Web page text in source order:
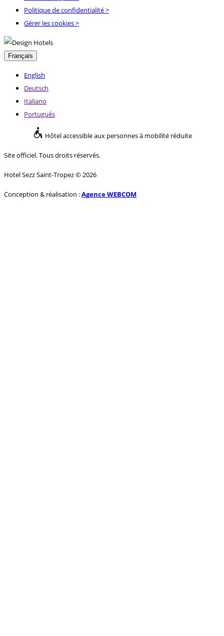
Politique de confidentialité>
Gérer les cookies >
Français
English
Deutsch
Italiano
Português
Hôtel accessible aux personnes à mobilité réduite
Site officiel. Tous droits réservés.
Hotel Sezz Saint-Tropez © 2026
Conception & réalisation :Agence WEBCOM